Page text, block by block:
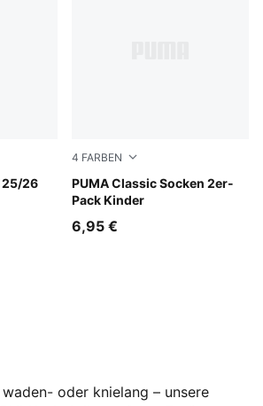
25/26
Black
4 FARBEN
PUMA Classic Socken 2er-
Pack Kinder
drizzle melange
6,95 €
oder knielang – unsere